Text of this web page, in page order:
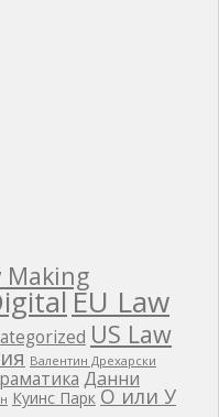
Making
EU Law
US Law
Валентин Дрехарски
Данни
Куинс Парк О или У